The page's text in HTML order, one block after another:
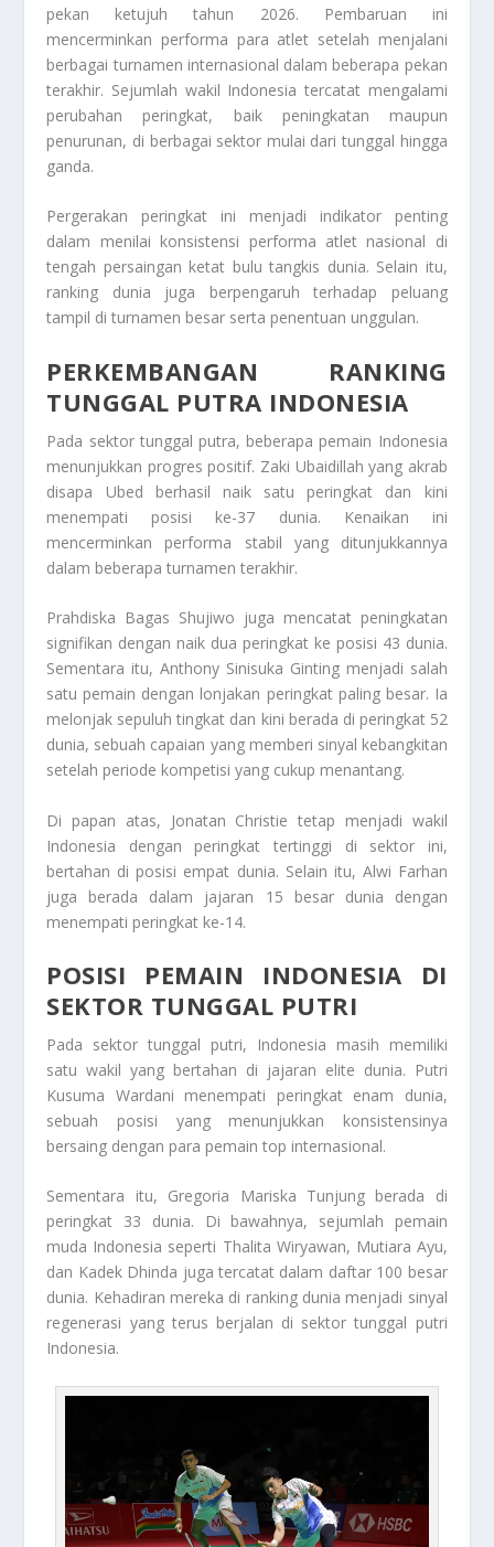
pekan ketujuh tahun 2026. Pembaruan ini
mencerminkan performa para atlet setelah menjalani
berbagai turnamen internasional dalam beberapa pekan
terakhir. Sejumlah wakil Indonesia tercatat mengalami
perubahan peringkat, baik peningkatan maupun
penurunan, di berbagai sektor mulai dari tunggal hingga
ganda.
Pergerakan peringkat ini menjadi indikator penting
dalam menilai konsistensi performa atlet nasional di
tengah persaingan ketat bulu tangkis dunia. Selain itu,
ranking dunia juga berpengaruh terhadap peluang
tampil di turnamen besar serta penentuan unggulan.
PERKEMBANGAN RANKING
TUNGGAL PUTRA INDONESIA
Pada sektor tunggal putra, beberapa pemain Indonesia
menunjukkan progres positif. Zaki Ubaidillah yang akrab
disapa Ubed berhasil naik satu peringkat dan kini
menempati posisi ke-37 dunia. Kenaikan ini
mencerminkan performa stabil yang ditunjukkannya
dalam beberapa turnamen terakhir.
Prahdiska Bagas Shujiwo juga mencatat peningkatan
signifikan dengan naik dua peringkat ke posisi 43 dunia.
Sementara itu, Anthony Sinisuka Ginting menjadi salah
satu pemain dengan lonjakan peringkat paling besar. Ia
melonjak sepuluh tingkat dan kini berada di peringkat 52
dunia, sebuah capaian yang memberi sinyal kebangkitan
setelah periode kompetisi yang cukup menantang.
Di papan atas, Jonatan Christie tetap menjadi wakil
Indonesia dengan peringkat tertinggi di sektor ini,
bertahan di posisi empat dunia. Selain itu, Alwi Farhan
juga berada dalam jajaran 15 besar dunia dengan
menempati peringkat ke-14.
POSISI PEMAIN INDONESIA DI
SEKTOR TUNGGAL PUTRI
Pada sektor tunggal putri, Indonesia masih memiliki
satu wakil yang bertahan di jajaran elite dunia. Putri
Kusuma Wardani menempati peringkat enam dunia,
sebuah posisi yang menunjukkan konsistensinya
bersaing dengan para pemain top internasional.
Sementara itu, Gregoria Mariska Tunjung berada di
peringkat 33 dunia. Di bawahnya, sejumlah pemain
muda Indonesia seperti Thalita Wiryawan, Mutiara Ayu,
dan Kadek Dhinda juga tercatat dalam daftar 100 besar
dunia. Kehadiran mereka di ranking dunia menjadi sinyal
regenerasi yang terus berjalan di sektor tunggal putri
Indonesia.